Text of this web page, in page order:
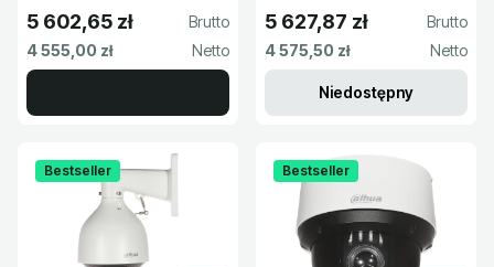
Cena brutto
5 602,65 zł
Cena netto
4 555,00 zł
Dahua
Cena brutto
5 627,87 zł
Cena netto
4 575,50 zł
Niedostępny
Bestseller Bestseller